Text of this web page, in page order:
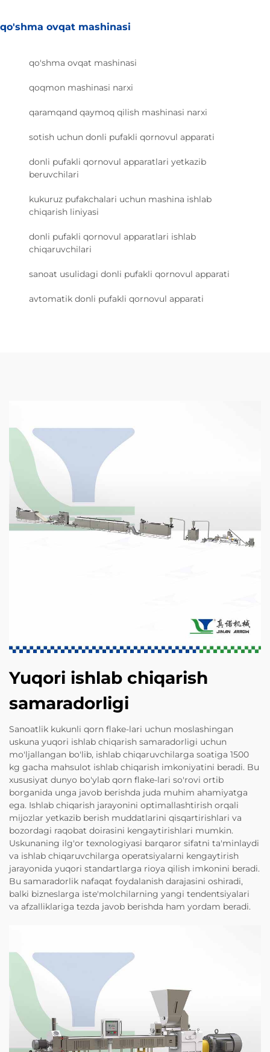
qo'shma ovqat mashinasi
qo'shma ovqat mashinasi
qoqmon mashinasi narxi
qaramqand qaymoq qilish mashinasi narxi
sotish uchun donli pufakli qornovul apparati
donli pufakli qornovul apparatlari yetkazib
beruvchilari
kukuruz pufakchalari uchun mashina ishlab
chiqarish liniyasi
donli pufakli qornovul apparatlari ishlab
chiqaruvchilari
sanoat usulidagi donli pufakli qornovul apparati
avtomatik donli pufakli qornovul apparati
Yuqori ishlab chiqarish
samaradorligi
Sanoatlik kukunli qorn flake-lari uchun moslashingan
uskuna yuqori ishlab chiqarish samaradorligi uchun
mo'ljallangan bo'lib, ishlab chiqaruvchilarga soatiga 1500
kg gacha mahsulot ishlab chiqarish imkoniyatini beradi. Bu
xususiyat dunyo bo'ylab qorn flake-lari so'rovi ortib
borganida unga javob berishda juda muhim ahamiyatga
ega. Ishlab chiqarish jarayonini optimallashtirish orqali
mijozlar yetkazib berish muddatlarini qisqartirishlari va
bozordagi raqobat doirasini kengaytirishlari mumkin.
Uskunaning ilg'or texnologiyasi barqaror sifatni ta'minlaydi
va ishlab chiqaruvchilarga operatsiyalarni kengaytirish
jarayonida yuqori standartlarga rioya qilish imkonini beradi.
Bu samaradorlik nafaqat foydalanish darajasini oshiradi,
balki bizneslarga iste'molchilarning yangi tendentsiyalari
va afzalliklariga tezda javob berishda ham yordam beradi.